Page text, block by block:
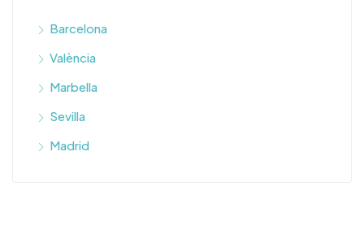
Barcelona
València
Marbella
Sevilla
Madrid